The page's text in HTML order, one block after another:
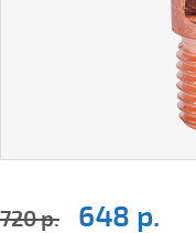
720 р. 648 р.